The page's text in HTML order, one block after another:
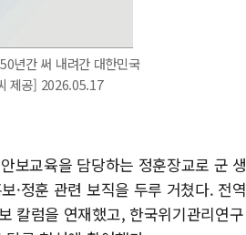
년간 써 내려간 대한민국
제공] 2026.05.17
보교육을 담당하는 정훈장교로 군 생
·정훈 관련 보직을 두루 거쳤다. 전역
칼럼을 연재했고, 한국위기관리연구